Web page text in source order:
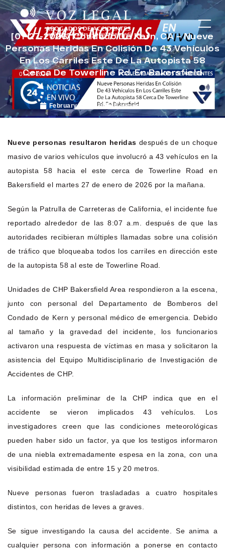
[01-27-2026] Condado De Kern, CA – Nueve
Personas Heridas En Colisión De 43 Vehículos
En Los Carriles Este De La Autopista 58
Cerca De Towerline Rd. En Bakersfield
February 17, 2026 Noticias de Accidentes
Nueve personas resultaron heridas después de un choque
masivo de varios vehículos que involucró a 43 vehículos en la
autopista 58 hacia el este cerca de Towerline Road en
Bakersfield el martes 27 de enero de 2026 por la mañana.
Según la Patrulla de Carreteras de California, el incidente fue
reportado alrededor de las 8:07 a.m. después de que las
autoridades recibieran múltiples llamadas sobre una colisión
de tráfico que bloqueaba todos los carriles en dirección este
de la autopista 58 al este de Towerline Road.
Unidades de CHP Bakersfield Area respondieron a la escena,
junto con personal del Departamento de Bomberos del
Condado de Kern y personal médico de emergencia. Debido
al tamaño y la gravedad del incidente, los funcionarios
activaron una respuesta de víctimas en masa y solicitaron la
asistencia del Equipo Multidisciplinario de Investigación de
Accidentes de CHP.
La información preliminar de la CHP indica que en el
accidente se vieron implicados 43 vehículos. Los
investigadores creen que las condiciones meteorológicas
pueden haber sido un factor, ya que los testigos informaron
de una niebla extremadamente espesa en la zona, con una
visibilidad estimada de entre 15 y 20 metros.
Nueve personas fueron trasladadas a cuatro hospitales
distintos, con heridas de leves a graves.
Se sigue investigando la causa del accidente. Se anima a
cualquier persona con información a ponerse en contacto